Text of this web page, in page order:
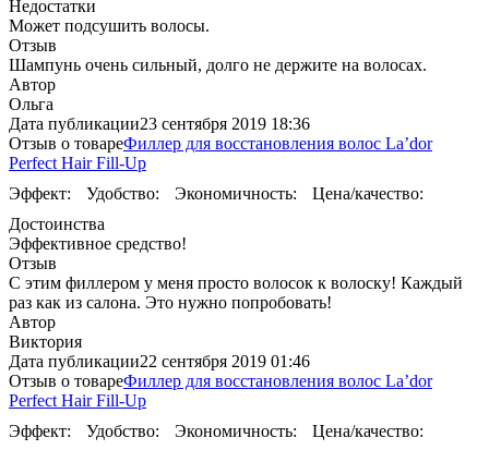
Недостатки
Может подсушить волосы.
Отзыв
Шампунь очень сильный, долго не держите на волосах.
Автор
Ольга
Дата публикации23 сентября 2019 18:36
Отзыв о товареФиллер для восстановления волос La’dor
Perfect Hair Fill-Up
Эффект:
Удобство: Экономичность:
Цена/качество:
Достоинства
Эффективное средство!
Отзыв
С этим филлером у меня просто волосок к волоску! Каждый
раз как из салона. Это нужно попробовать!
Автор
Виктория
Дата публикации22 сентября 2019 01:46
Отзыв о товареФиллер для восстановления волос La’dor
Perfect Hair Fill-Up
Эффект:
Удобство: Экономичность:
Цена/качество: